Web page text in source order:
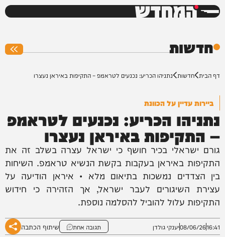
המחדש
חדשות
דף הבית חדשות נתניהו הכריע: נכנעים לטראמפ – התקיפות באיראן נעצרו
ביירות עדיין על הכוונת
נתניהו הכריע: נכנעים לטראמפ
– התקיפות באיראן נעצרו
גורם ישראלי בכיר חושף כי ישראל עצרה בשלב זה את
התקיפות באיראן בעקבות בקשת הנשיא טראמפ. השיחות
בין הצדדים נמשכות בתיאום מלא • איראן הודיעה על
עצירת השיגורים לעבר ישראל, אך הזהירה כי חידוש
התקיפות עלול להוביל להסלמה נוספת.
16:41
08/06/26יענקי גולדן תגובה אחת שיתוף הכתבה